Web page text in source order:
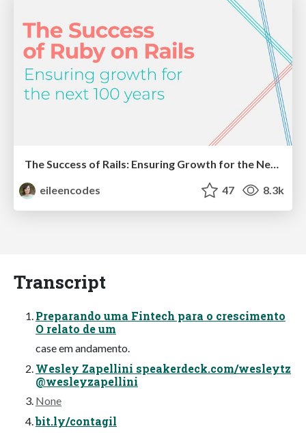
eileencodes
47 8.3k
Transcript
Preparando uma Fintech para o crescimento
O relato de um
case em andamento.
Wesley Zapellini speakerdeck.com/wesleytz
@wesleyzapellini
None
bit.ly/contagil